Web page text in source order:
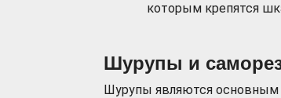
которым крепятся
Шурупы и
Шурупы являются